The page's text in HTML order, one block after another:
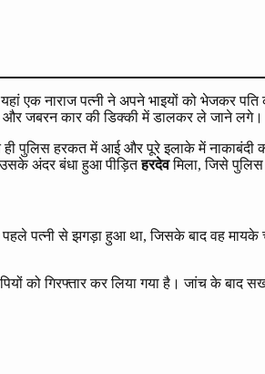
एक नाराज पत्नी ने अपने भाइयों को भेजकर
जबरन कार की डिक्की में डालकर ले जाने लगे।
हरकत में आई और पूरे इलाके में नाकाबंदी
उसके अंदर बंधा हुआ पीड़ितहरदेवमिला, जिसे
पत्नी से झगड़ा हुआ था, जिसके बाद वह
को गिरफ्तार कर लिया गया है। जांच के बाद